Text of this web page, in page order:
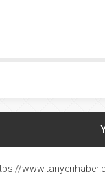
Hürmüz